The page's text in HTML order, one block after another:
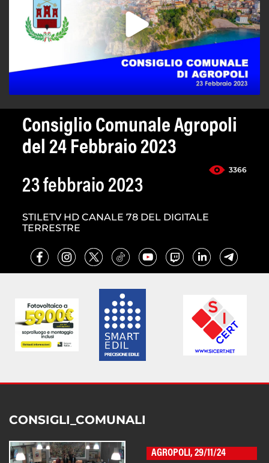
Consiglio Comunale Agropoli
del 24 Febbraio 2023
3366
23 febbraio 2023
STILETV HD CANALE 78 DEL DIGITALE
TERRESTRE
CONSIGLI_COMUNALI
AGROPOLI, 29/11/24